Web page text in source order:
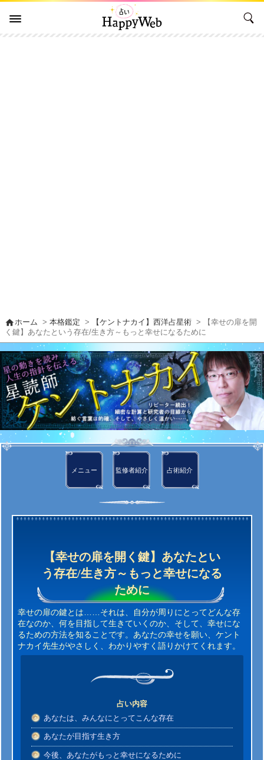
homeホーム >本格鑑定 > 【ケントナカイ】西洋占星術 > 【幸せの扉を開
く鍵】あなたという存在/生き方～もっと幸せになるために
メニュー 監修者紹介 占術紹介
【幸せの扉を開く鍵】あなたとい
う存在/生き方～もっと幸せになる
ために
幸せの扉の鍵とは……それは、自分が周りにとってどんな存
在なのか、何を目指して生きていくのか、そして、幸せにな
るための方法を知ることです。あなたの幸せを願い、ケント
ナカイ先生がやさしく、わかりやすく語りかけてくれます。
占い内容
あなたは、みんなにとってこんな存在
あなたが目指す生き方
今後、あなたがもっと幸せになるために